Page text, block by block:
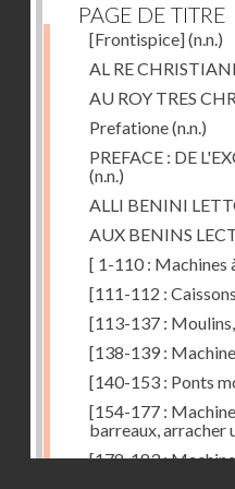
PAGE DE TITRE
[Frontispice](n.n.)
AL RE
AU ROY TRES
Prefatione(n.n.)
PREFACE : DE
(n.n.)
ALLI BENINI
AUX BENINS
[ 1-110 : Machines
[111-112 :
[113-137 :
[138-139 :
[140-153 : Ponts
[154-177 :
barreaux, arracher
[178-183 :